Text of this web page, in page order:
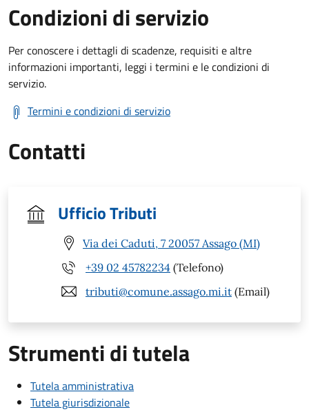
Condizioni di servizio
Per conoscere i dettagli di scadenze, requisiti e altre
informazioni importanti, leggi i termini e le condizioni di
servizio.
Termini e condizioni di servizio
Contatti
Ufficio Tributi
Via dei Caduti, 7 20057 Assago (MI)
+39 02 45782234 (Telefono)
tributi@comune.assago.mi.it (Email)
Strumenti di tutela
Tutela amministrativa
Tutela giurisdizionale